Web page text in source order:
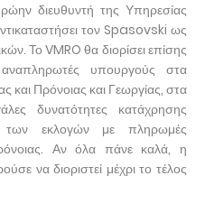
διευθυντή της Υπηρεσίας
τον Spasovski ως
Το VMRO θα διορίσει επίσης
υπουργούς στα
και Πρόνοιας και Γεωργίας, στα
δυνατότητες κατάχρησης
των εκλογών με πληρωμές
Αν όλα πάνε καλά, η
να διοριστεί μέχρι το τέλος